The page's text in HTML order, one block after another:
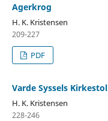
Agerkrog
H. K. Kristensen
209-227
PDF
Varde Syssels Kirkestol
H. K. Kristensen
228-246